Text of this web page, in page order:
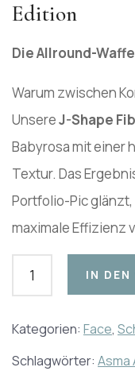
Edition
Die Allround-
Warum zwischen
UnsereJ-Shape
Babyrosa mit einer
Textur. Das
Portfolio-Pic
maximale Effizienz
IN DEN
Kategorien: Face,
Schlagwörter: Asma